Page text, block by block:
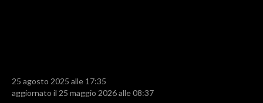
SPORT
25 agosto 2025 alle 17:35
aggiornato il 25 maggio 2026 alle 08:37